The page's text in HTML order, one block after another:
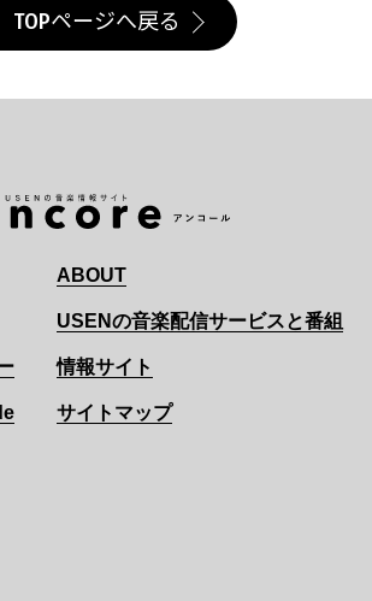
TOPページへ戻る
ABOUT
USENの音楽配信サービスと番組
情報サイト
サイトマップ